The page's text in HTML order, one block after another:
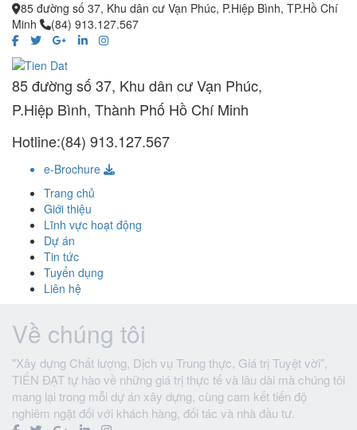
85 đường số 37, Khu dân cư Vạn Phúc, P.Hiệp Bình, TP.Hồ Chí
Minh
(84) 913.127.567
85 đường số 37, Khu dân cư Vạn Phúc,
P.Hiệp Bình, Thành Phố Hồ Chí Minh
Hotline:(84) 913.127.567
e-Brochure
Trang chủ
Giới thiệu
Lĩnh vực hoạt động
Dự án
Tin tức
Tuyển dụng
Liên hệ
Về chúng tôi
"Xây dựng Chất lượng, Dịch vụ Trung thực, Giá trị Tuyệt vời",
TIẾN ĐẠT tự hào về những giá trị thực tế và lâu dài mà chúng tôi
mang lại trong mỗi dự án xây dựng, cùng cam kết tiến độ
nghiêm ngặt đối với khách hàng, đối tác và nhà đầu tư.